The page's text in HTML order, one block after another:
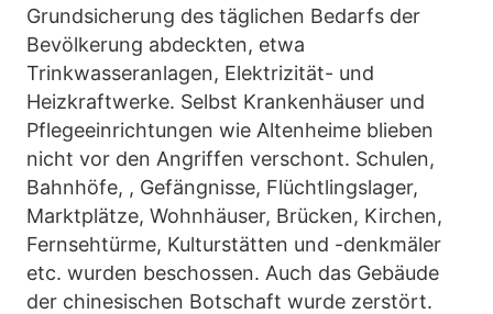
Grundsicherung des täglichen Bedarfs der
Bevölkerung abdeckten, etwa
Trinkwasseranlagen, Elektrizität- und
Heizkraftwerke. Selbst Krankenhäuser und
Pflegeeinrichtungen wie Altenheime blieben
nicht vor den Angriffen verschont. Schulen,
Bahnhöfe, , Gefängnisse, Flüchtlingslager,
Marktplätze, Wohnhäuser, Brücken, Kirchen,
Fernsehtürme, Kulturstätten und -denkmäler
etc. wurden beschossen. Auch das Gebäude
der chinesischen Botschaft wurde zerstört.